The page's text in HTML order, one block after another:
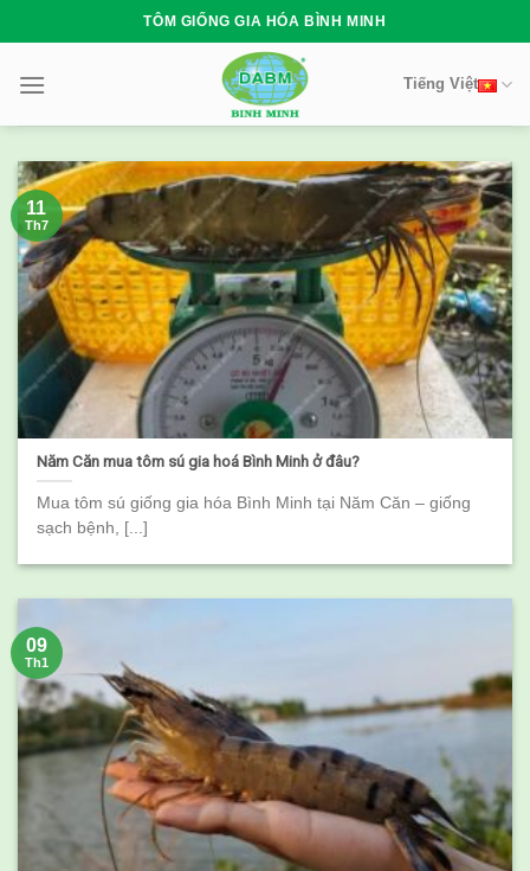
to
content
TÔM GIỐNG GIA HÓA BÌNH MINH
Tiếng Việt
Năm Căn mua tôm sú gia hoá Bình Minh ở đâu?
Mua tôm sú giống gia hóa Bình Minh tại Năm Căn – giống
sạch bệnh, [...]
11
Th7
09
Th1